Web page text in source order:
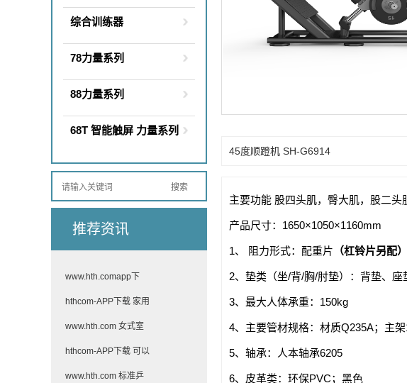
综合训练器
78力量系列
88力量系列
68T 智能触屏 力量系列
推荐资讯
www.hth.comapp下
hthcom-APP下载 家用
www.hth.com 女式室
hthcom-APP下载 可以
www.hth.com 标准乒
45度顺蹬机 SH-G6914
主要功能 股四头肌，臀大肌，股二头
产品尺寸：
1、 阻力形式：配重片 （杠铃片另配）
2、垫类（坐/背/胸/肘垫）：背垫、
3、最大人体承重：150kg
4、主要管材规格：材质Q235A；主
5、轴承：人本轴承6205
6、皮革类：环保PVC；黑色